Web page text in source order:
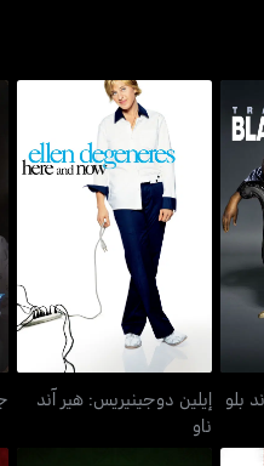
بلو
بلو
إيلين دوجينيريس: هير آند
ناو
إيلين دوجينيريس: هير آند
ناو